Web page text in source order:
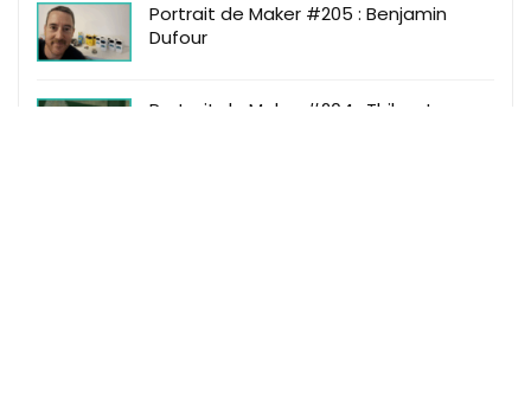
Portrait de Maker #205 : Benjamin
Dufour
Portrait de Maker #204 : Thibaut